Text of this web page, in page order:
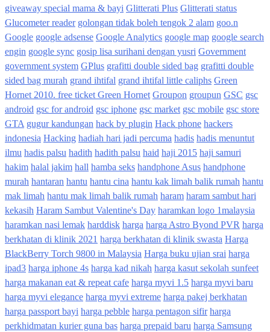
giveaway special mama & bayi Glitterati Plus Glitterati status
Glucometer reader golongan tidak boleh tengok 2 alam goo.n
Google google adsense Google Analytics google map google search
engin google sync gosip lisa surihani dengan yusri Government
government system GPlus grafitti double sided bag grafitti double
sided bag murah grand ihtifal grand ihtifal little caliphs Green
Hornet 2010. free ticket Green Hornet Groupon groupun GSC gsc
android gsc for android gsc iphone gsc market gsc mobile gsc store
GTA gugur kandungan hack by plugin Hack phone hackers
indonesia Hacking hadiah hari jadi percuma hadis hadis menuntut
ilmu hadis palsu hadith hadith palsu haid haji 2015 haji samuri
hakim halal jakim hall hamba seks handphone Asus handphone
murah hantaran hantu hantu cina hantu kak limah balik rumah hantu
mak limah hantu mak limah balik rumah haram haram sambut hari
kekasih Haram Sambut Valentine's Day haramkan logo 1malaysia
haramkan nasi lemak harddisk harga harga Astro Byond PVR harga
berkhatan di klinik 2021 harga berkhatan di klinik swasta Harga
BlackBerry Torch 9800 in Malaysia Harga buku ujian srai harga
ipad3 harga iphone 4s harga kad nikah harga kasut sekolah sunfeet
harga makanan eat & repeat cafe harga myvi 1.5 harga myvi baru
harga myvi elegance harga myvi extreme harga pakej berkhatan
harga passport bayi harga pebble harga pentagon sifir harga
perkhidmatan kurier guna bas harga prepaid baru harga Samsung